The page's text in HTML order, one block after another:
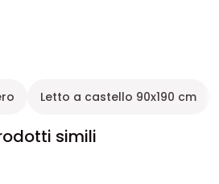
Letto a castello 90x190 cm
simili